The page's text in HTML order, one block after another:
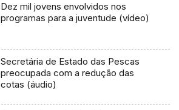
Dez mil jovens envolvidos nos
programas para a juventude (vídeo)
Secretária de Estado das Pescas
preocupada com a redução das
cotas (áudio)